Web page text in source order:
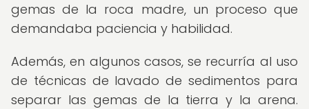
gemas de la roca madre, un proceso que
demandaba paciencia y habilidad.
Además, en algunos casos, se recurría al uso
de técnicas de lavado de sedimentos para
separar las gemas de la tierra y la arena.